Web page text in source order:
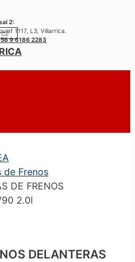
2:
1117, L3, Villarrica.
9 6186 2283
de Frenos
DE FRENOS
2.0l
DELANTERAS